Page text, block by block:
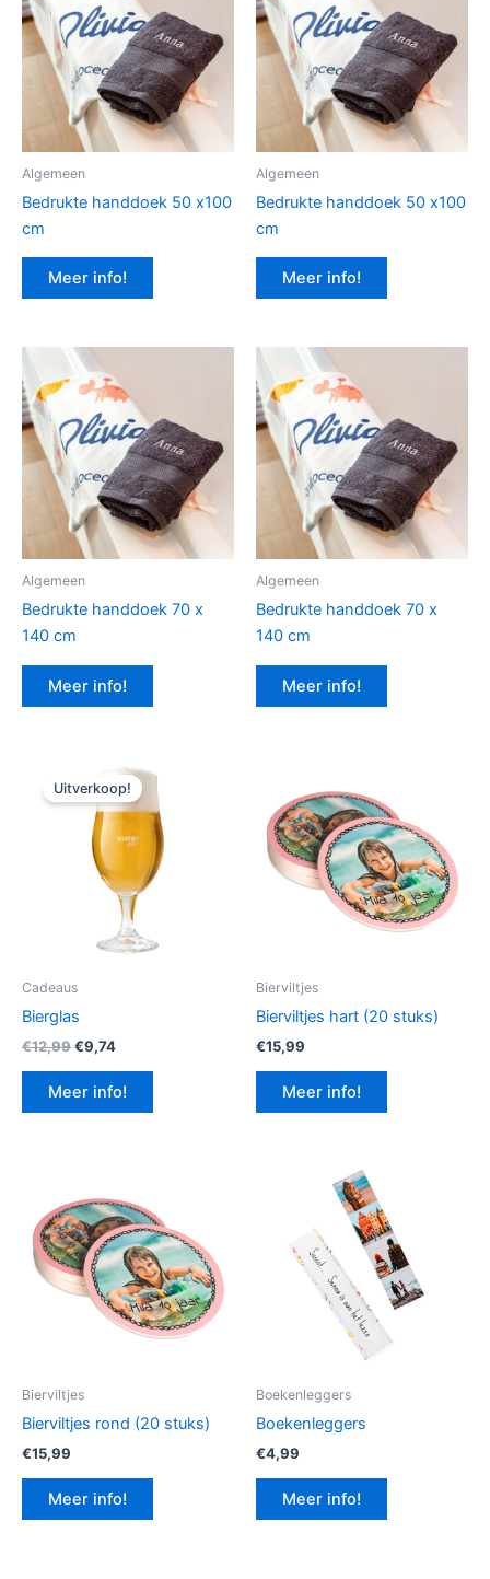
Algemeen
Bedrukte handdoek 50 x100
cm
Meer info!
Algemeen
Bedrukte handdoek 50 x100
cm
Meer info!
Algemeen
Bedrukte handdoek 70 x
140 cm
Meer info!
Algemeen
Bedrukte handdoek 70 x
140 cm
Meer info!
Uitverkoop!
Cadeaus
Bierglas
€12,99Oorspronkelijke
was:
€12,99.
€9,74Huidige
is:
€9,74.
Meer info!
Bierviltjes
Bierviltjes hart (20 stuks)
€15,99
Meer info!
Bierviltjes
Bierviltjes rond (20 stuks)
€15,99
Meer info!
Boekenleggers
Boekenleggers
€4,99
Meer info!